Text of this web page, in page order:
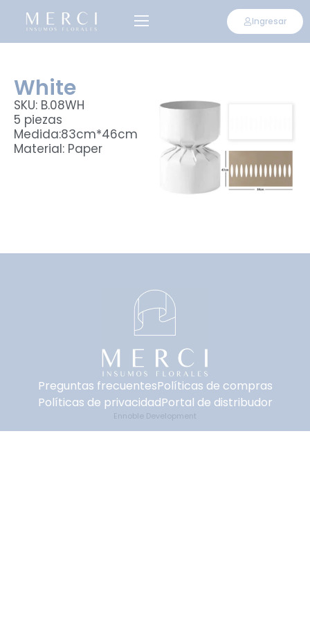
Ingresar
White
SKU: B.08WH
5 piezas
Medida:83cm*46cm
Material: Paper
Preguntas frecuentesPolíticas de compras
Políticas de privacidadPortal de distribudor
Ennoble Development